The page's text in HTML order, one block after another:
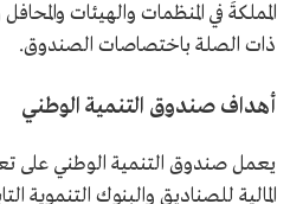
المملكةَ في المنظمات والهيئات
ذات الصلة باختصاصات الصندوق.
أهداف صندوق التنمية الوطني
يعمل صندوق التنمية الوطني على
المالية للصناديق والبنوك التنموية